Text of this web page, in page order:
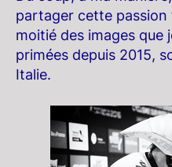
partager cette passion
moitié des images que
primées depuis 2015,
Italie.